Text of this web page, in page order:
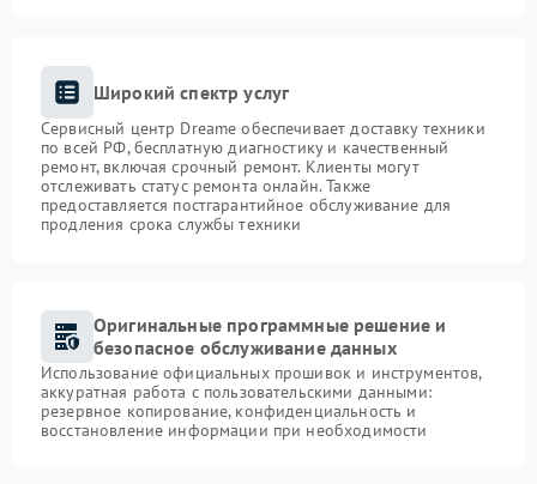
Широкий спектр услуг
Сервисный центр Dreame обеспечивает доставку техники
по всей РФ, бесплатную диагностику и качественный
ремонт, включая срочный ремонт. Клиенты могут
отслеживать статус ремонта онлайн. Также
предоставляется постгарантийное обслуживание для
продления срока службы техники
Оригинальные программные решение и
безопасное обслуживание данных
Использование официальных прошивок и инструментов,
аккуратная работа с пользовательскими данными:
резервное копирование, конфиденциальность и
восстановление информации при необходимости